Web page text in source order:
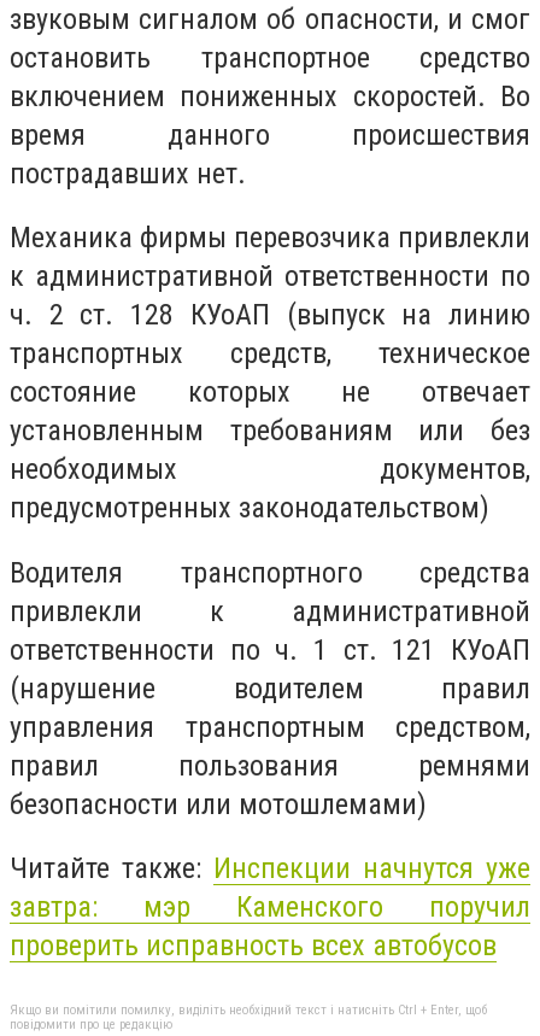
звуковым сигналом об опасности, и смог
остановить транспортное средство
включением пониженных скоростей. Во
время данного происшествия
пострадавших нет.
Механика фирмы перевозчика привлекли
к административной ответственности по
ч. 2 ст. 128 КУоАП (выпуск на линию
транспортных средств, техническое
состояние которых не отвечает
установленным требованиям или без
необходимых документов,
предусмотренных законодательством)
Водителя транспортного средства
привлекли к административной
ответственности по ч. 1 ст. 121 КУоАП
(нарушение водителем правил
управления транспортным средством,
правил пользования ремнями
безопасности или мотошлемами)
Читайте также: Инспекции начнутся уже
завтра: мэр Каменского поручил
проверить исправность всех автобусов
Якщо ви помітили помилку, виділіть необхідний текст і натисніть Ctrl + Enter, щоб
повідомити про це редакцію